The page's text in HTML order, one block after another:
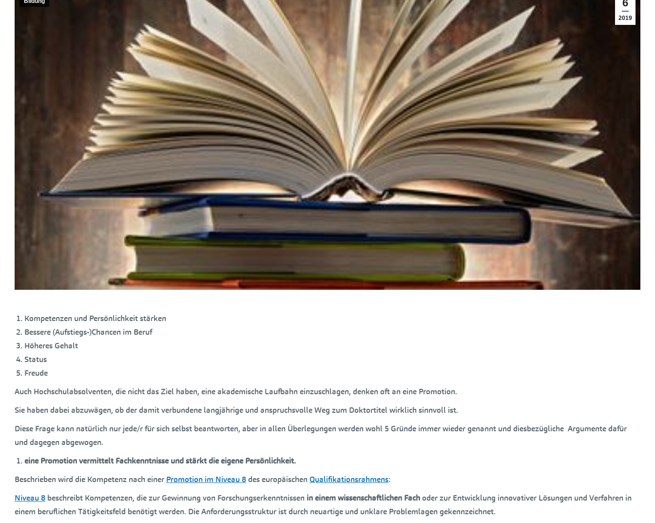
6
2019
Kompetenzen und Persönlichkeit stärken
Bessere (Aufstiegs-)Chancen im Beruf
Höheres Gehalt
Status
Freude
Auch Hochschulabsolventen, die nicht das Ziel haben, eine akademische Laufbahn einzuschlagen, denken oft an eine Promotion.
Sie haben dabei abzuwägen, ob der damit verbundene langjährige und anspruchsvolle Weg zum Doktortitel wirklich sinnvoll ist.
Diese Frage kann natürlich nur jede/r für sich selbst beantworten, aber in allen Überlegungen werden wohl 5 Gründe immer wieder genannt und diesbezügliche Argumente dafür
und dagegen abgewogen.
eine Promotion vermittelt Fachkenntnisse und stärkt die eigene Persönlichkeit.
Beschrieben wird die Kompetenz nach einer Promotion im Niveau 8des europäischen Qualifikationsrahmens:
Niveau 8 beschreibt Kompetenzen, die zur Gewinnung von Forschungserkenntnissen in einem wissenschaftlichen Fachoder zur Entwicklung innovativer Lösungen und Verfahren in
einem beruflichen Tätigkeitsfeld benötigt werden. Die Anforderungsstruktur ist durch neuartige und unklare Problemlagen gekennzeichnet.